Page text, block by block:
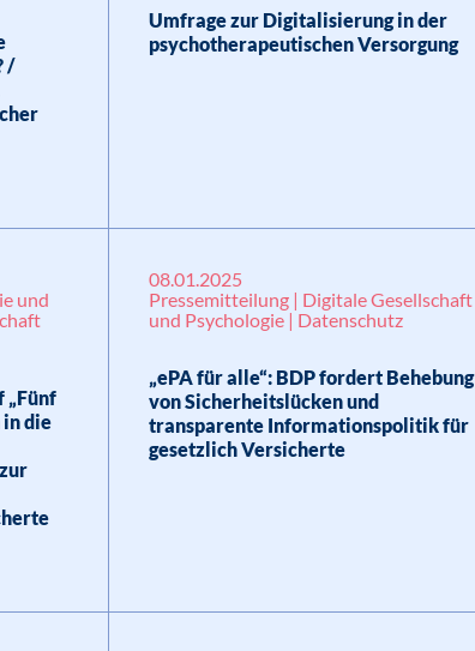
/
Umfrage zur Digitalisierung in der
psychotherapeutischen Versorgung
und
„Fünf
die
08.01.2025
Pressemitteilung | Digitale Gesellschaft
und Psychologie | Datenschutz
„ePA für alle“: BDP fordert Behebung
von Sicherheitslücken und
transparente Informationspolitik für
gesetzlich Versicherte